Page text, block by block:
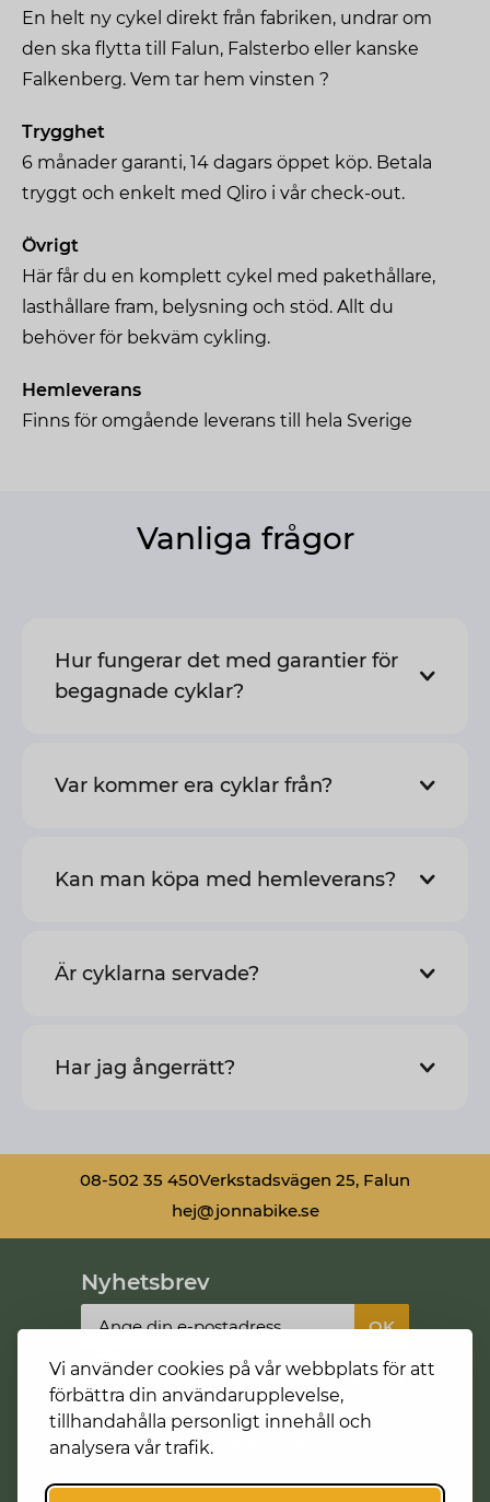
Vi använder cookies på vår webbplats för att
förbättra din användarupplevelse,
tillhandahålla personligt innehåll och
analysera vår trafik.
58cm
mängd
En helt ny cykel direkt från fabriken, undrar om
den ska flytta till Falun, Falsterbo eller kanske
Falkenberg. Vem tar hem vinsten ?
Trygghet
6 månader garanti, 14 dagars öppet köp. Betala
tryggt och enkelt med Qliro i vår check-out.
Övrigt
Här får du en komplett cykel med pakethållare,
lasthållare fram, belysning och stöd. Allt du
behöver för bekväm cykling.
Hemleverans
Finns för omgående leverans till hela Sverige
Vanliga frågor
Hur fungerar det med garantier för
begagnade cyklar?
Var kommer era cyklar från?
Kan man köpa med hemleverans?
Är cyklarna servade?
Har jag ångerrätt?
08-502 35 450Verkstadsvägen 25, Falun
hej@jonnabike.se
Nyhetsbrev
Allmänna villkor